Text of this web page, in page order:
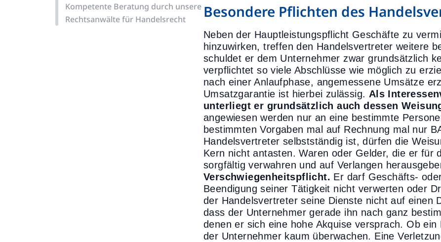
Kompetente Beratung durch unsere
Rechtsanwälte für Handelsrecht
Besondere Pflichten des
Neben der Hauptleistungspflicht Geschäfte zu
hinzuwirken, treffen den Handelsvertreter weitere
schuldet er dem Unternehmer zwar grundsätzlich
verpflichtet so viele Abschlüsse wie möglich zu
nach einer Anlaufphase, angemessene Umsätze
Umsatzgarantie ist hierbei zulässig. Als
unterliegt er grundsätzlich auch dessen
angewiesen werden nur an eine bestimmte
bestimmten Vorgaben mal auf Rechnung mal nur
Handelsvertreter selbstständig ist, dürfen die
Kern nicht antasten. Waren oder Gelder, die er für
sorgfältig verwahren und auf Verlangen
Verschwiegenheitspflicht. Er darf Geschäfts-
Beendigung seiner Tätigkeit nicht verwerten oder
der Handelsvertreter seine Dienste nicht auf einen
dass der Unternehmer gerade ihn nach ganz
denen er sich eine hohe Akquise versprach. Ob
der Unternehmer kaum überwachen. Eine